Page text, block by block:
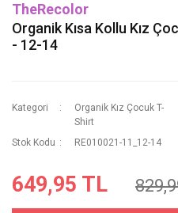
TheRecolor
Organik Kısa Kollu Kız
- 12-14
Kategori
Organik Kız Çocuk T-
Shirt
Stok Kodu RE010021-11_12-14
649,95 TL